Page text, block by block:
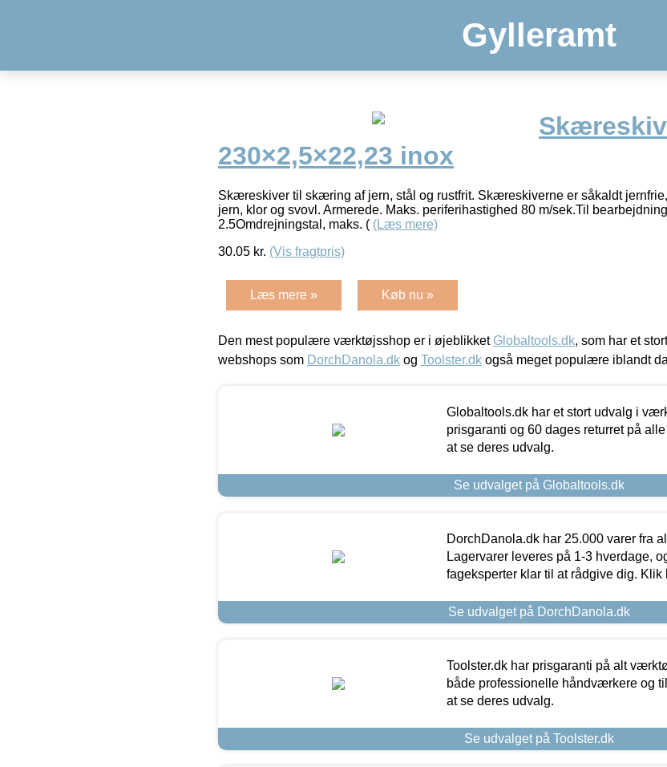
Gylleramt
230×2,5×22,23 inox
Skæreskiver til skæring af jern, stål og rustfrit. Skæreskiverne er såkaldt
jern, klor og svovl. Armerede. Maks. periferihastighed 80 m/sek.Til
2.5Omdrejningstal, maks. ( (Læs mere)
30.05 kr. (Vis fragtpris)
Læs mere » Køb nu »
Den mest populære værktøjsshop er i øjeblikket Globaltools.dk, som har et
webshops som DorchDanola.dk og Toolster.dk også meget populære iblandt
Globaltools.dk har et stort udvalg i
prisgaranti og 60 dages returret på
at se deres udvalg.
Se udvalget på Globaltools.dk
DorchDanola.dk har 25.000 varer fra
Lagervarer leveres på 1-3 hverdage,
fageksperter klar til at rådgive dig. Klik
Se udvalget på DorchDanola.dk
Toolster.dk har prisgaranti på alt
både professionelle håndværkere og
at se deres udvalg.
Se udvalget på Toolster.dk